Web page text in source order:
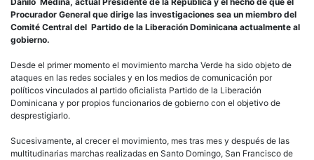
Procurador General que dirige las investigaciones sea un miembro del
Comité Central del Partido de la Liberación Dominicana actualmente al
gobierno.
Desde el primer momento el movimiento marcha Verde ha sido objeto de
ataques en las redes sociales y en los medios de comunicación por
políticos vinculados al partido oficialista Partido de la Liberación
Dominicana y por propios funcionarios de gobierno con el objetivo de
desprestigiarlo.
Sucesivamente, al crecer el movimiento, mes tras mes y después de las
multitudinarias marchas realizadas en Santo Domingo, San Francisco de